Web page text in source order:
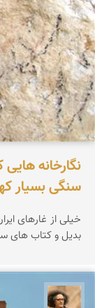
نگارخانه
سنگی بسیار
خیلی از غارهای
بدیل و کتاب های
مصطفی